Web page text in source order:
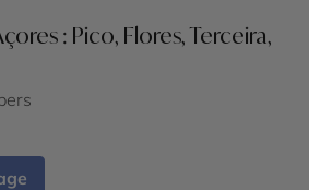
: Pico, Flores, Terceira,